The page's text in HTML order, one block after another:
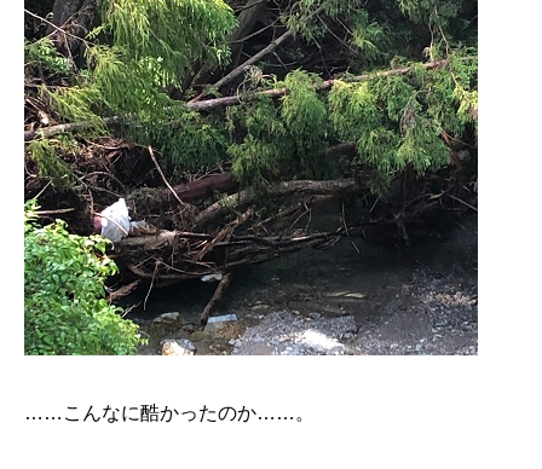
……こんなに酷かったのか……。